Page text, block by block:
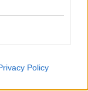
Policy